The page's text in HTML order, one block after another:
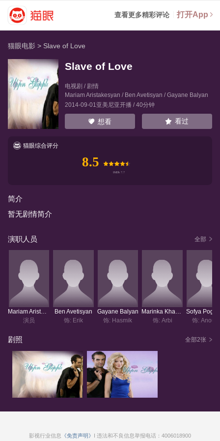
查看更多精彩评论 打开App
猫眼电影 > Slave of Love
Slave of Love
电视剧 / 剧情
Mariam Aristakesyan / Ben Avetisyan /Gayane Balyan
2014-09-01亚美尼亚开播 / 40分钟
想看 看过
猫眼综合评分
8.5
简介
暂无剧情简介
演职人员 全部
Mariam Aristakesyan
演员
Ben Avetisyan
饰: Erik
Gayane Balyan
饰: Hasmik
饰: Arbi
饰:
剧照 全部2张
影视行业信息 《免责声明》 I 违法和不良信息举报电话：4006018900